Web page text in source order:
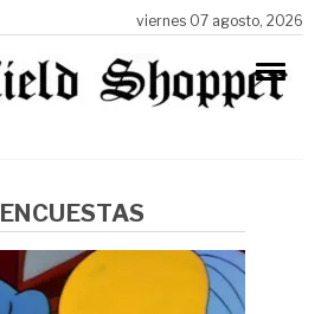
viernes 07 agosto, 2026
ENCUESTAS